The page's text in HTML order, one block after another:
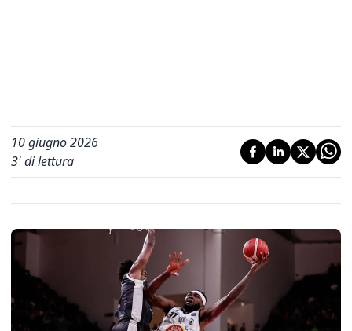
10 giugno 2026
3' di lettura